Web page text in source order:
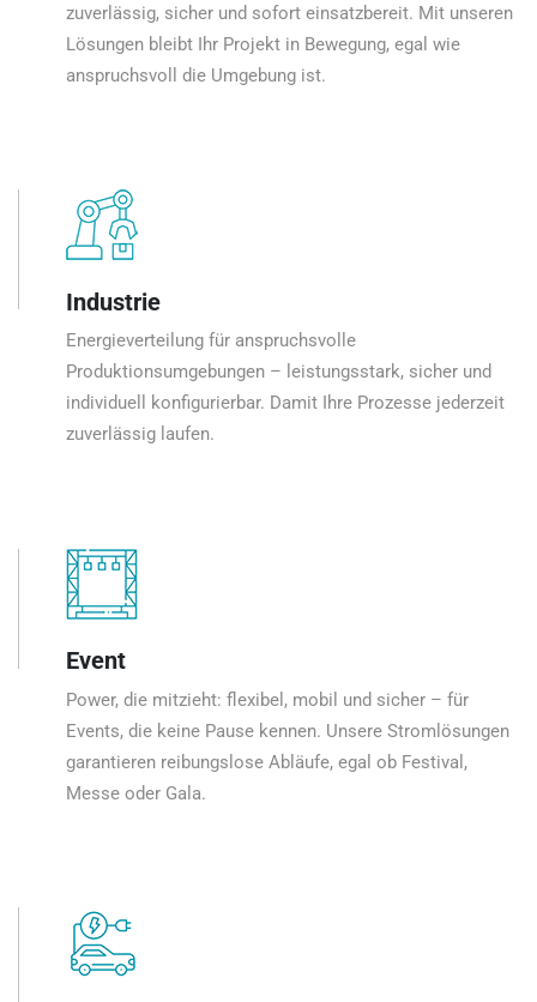
zuverlässig, sicher und sofort einsatzbereit. Mit unseren
Lösungen bleibt Ihr Projekt in Bewegung, egal wie
anspruchsvoll die Umgebung ist.
Industrie
Energieverteilung für anspruchsvolle
Produktionsumgebungen – leistungsstark, sicher und
individuell konfigurierbar. Damit Ihre Prozesse jederzeit
zuverlässig laufen.
Event
Power, die mitzieht: flexibel, mobil und sicher – für
Events, die keine Pause kennen. Unsere Stromlösungen
garantieren reibungslose Abläufe, egal ob Festival,
Messe oder Gala.